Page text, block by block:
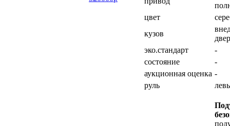
цвет
кузов
эко.стандарт
-
состояние
-
аукционная оценка -
руль